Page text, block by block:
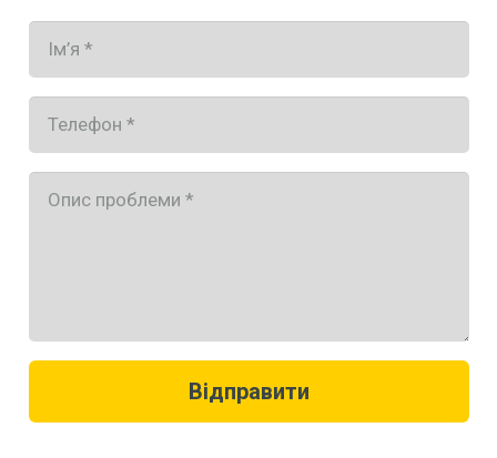
Відправити